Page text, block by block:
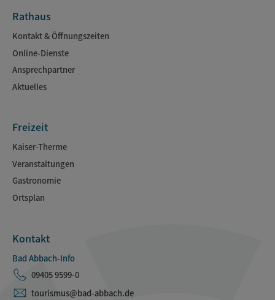
Rathaus
Kontakt & Öffnungszeiten
Online-Dienste
Ansprechpartner
Aktuelles
Freizeit
Kaiser-Therme
Veranstaltungen
Gastronomie
Ortsplan
Kontakt
Bad Abbach-Info
09405 9599-0
tourismus@bad-abbach.de